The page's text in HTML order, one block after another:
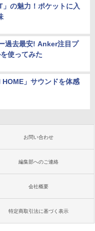
」の魅力！ポケットに入
過去最安! Anker注目プ
使ってみた
」サウンドを体感
お問い合わせ
編集部へのご連絡
会社概要
特定商取引法に基づく表示